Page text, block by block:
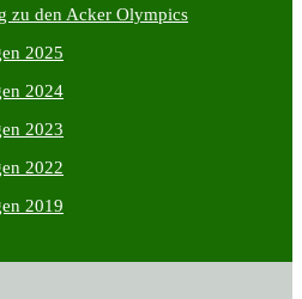
zu den Acker Olympics
2025
2024
2023
2022
2019